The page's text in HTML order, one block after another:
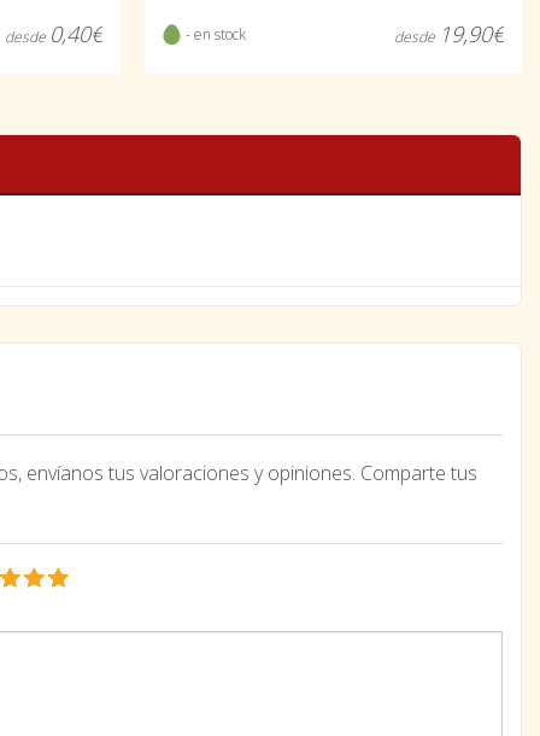
desde 0,40€ - en stock desde 19,90€
envíanos tus valoraciones y opiniones. Comparte tus